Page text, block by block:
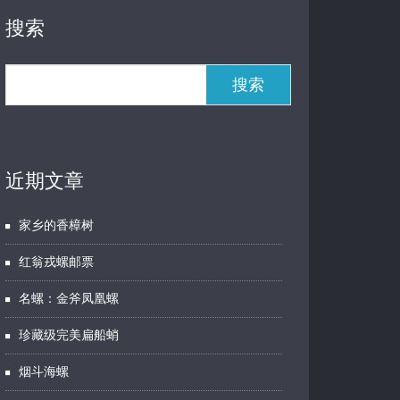
搜索
搜索
近期文章
家乡的香樟树
红翁戎螺邮票
名螺：金斧凤凰螺
珍藏级完美扁船蛸
烟斗海螺